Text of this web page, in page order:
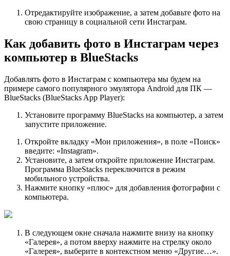
Отредактируйте изображение, а затем добавьте фото на
свою страницу в социальной сети Инстаграм.
Как добавить фото в Инстаграм через
компьютер в BlueStacks
Добавлять фото в Инстаграм с компьютера мы будем на
примере самого популярного эмулятора Android для ПК —
BlueStacks (BlueStacks App Player):
Установите программу BlueStacks на компьютер, а затем
запустите приложение.
Откройте вкладку «Мои приложения», в поле «Поиск»
введите: «Instagram».
Установите, а затем откройте приложение Инстаграм.
Программа BlueStacks переключится в режим
мобильного устройства.
Нажмите кнопку «плюс» для добавления фотографии с
компьютера.
В следующем окне сначала нажмите внизу на кнопку
«Галерея», а потом вверху нажмите на стрелку около
«Галерея», выберите в контекстном меню «Другие…».